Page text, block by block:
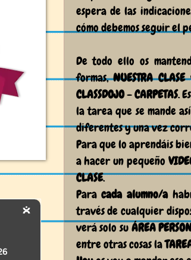
espera de las
cómo debemos seguir el
De todo ello os
formas,NUESTRA CLASE
CLASSDOJO - CARPETAS.
la tarea que se mande
diferentes y una vez
Para que lo aprendáis
a hacer un pequeño
CLASE.
Paracada alumno/a
través de cualquier
verá solo su ÁREA
entre otras cosas la